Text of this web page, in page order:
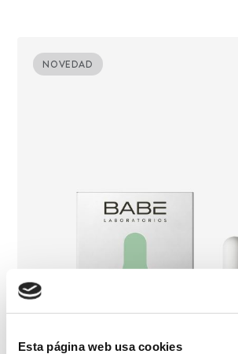
Esta página web usa cookies
NOVEDAD